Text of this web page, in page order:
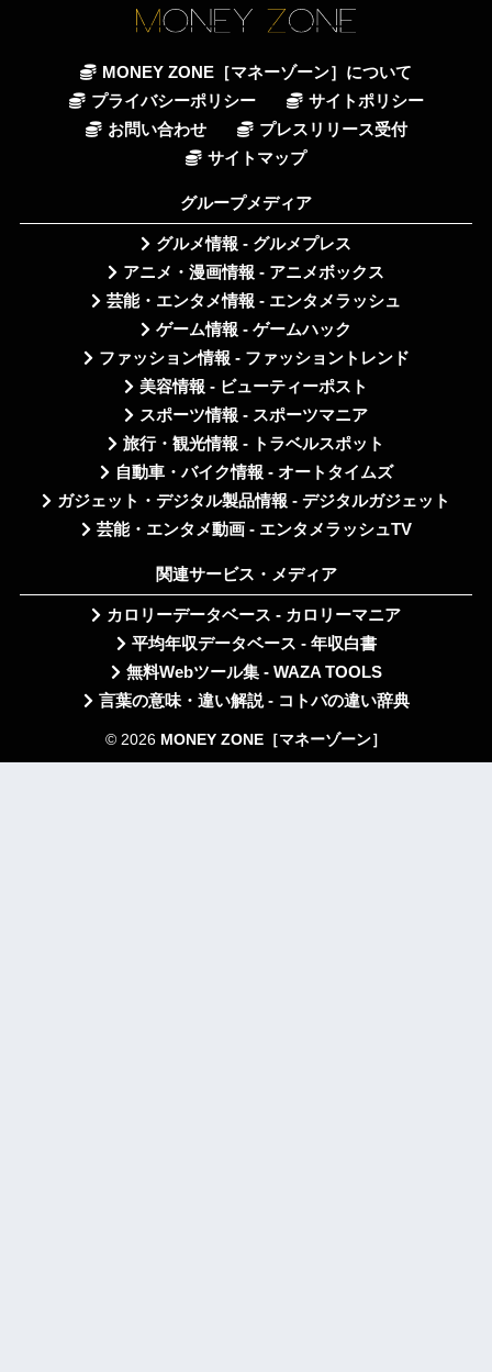
MONEY ZONE［マネーゾーン］について
プライバシーポリシー
サイトポリシー
お問い合わせ
プレスリリース受付
サイトマップ
グループメディア
グルメ情報 - グルメプレス
アニメ・漫画情報 - アニメボックス
芸能・エンタメ情報 - エンタメラッシュ
ゲーム情報 - ゲームハック
ファッション情報 - ファッショントレンド
美容情報 - ビューティーポスト
スポーツ情報 - スポーツマニア
旅行・観光情報 - トラベルスポット
自動車・バイク情報 - オートタイムズ
ガジェット・デジタル製品情報 - デジタルガジェット
芸能・エンタメ動画 - エンタメラッシュTV
関連サービス・メディア
カロリーデータベース - カロリーマニア
平均年収データベース - 年収白書
無料Webツール集 - WAZA TOOLS
言葉の意味・違い解説 - コトバの違い辞典
© 2026 MONEY ZONE［マネーゾーン］